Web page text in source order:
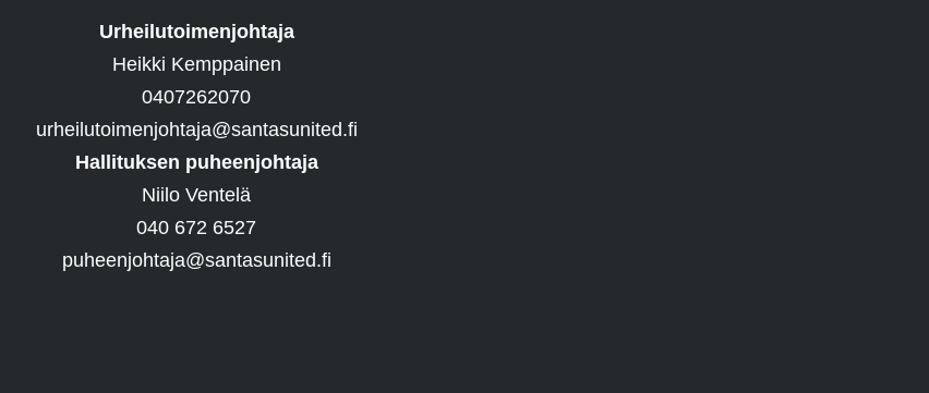
Urheilutoimenjohtaja
Heikki Kemppainen
0407262070
urheilutoimenjohtaja@santasunited.fi
Hallituksen puheenjohtaja
Niilo Ventelä
040 672 6527
puheenjohtaja@santasunited.fi